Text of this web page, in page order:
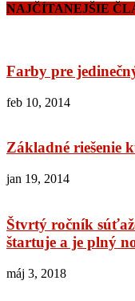
NAJČÍTANEJŠIE
Farby pre
feb 10, 2014
Základné riešenie
jan 19, 2014
Štvrtý ročník
štartuje a je plný
máj 3, 2018